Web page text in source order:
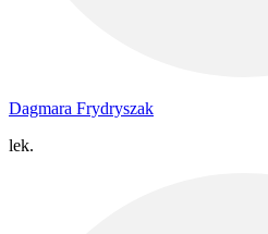
Dagmara Frydryszak
lek.